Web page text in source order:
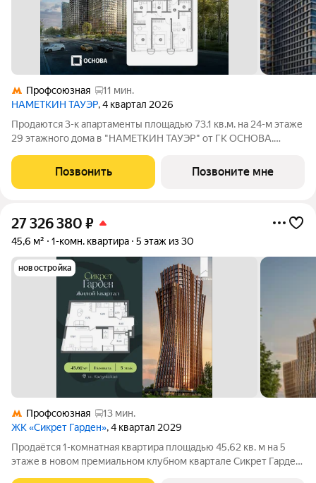
Профсоюзная
11 мин.
НАМЕТКИН ТАУЭР, 4 квартал 2026
Продаются 3-к апартаменты площадью 73.1 кв.м. на 24-м этаже
29 этажного дома в "НАМЕТКИН ТАУЭР" от ГК ОСНОВА.
обслуживанием, располагается в районе Черёмушки на Юго-
Западе Москвы. Архитектура от
Позвонить Позвоните мне
27 326 380 ₽
45,6 м² 1-комн. квартира 5 этаж из 30
новостройка
Профсоюзная
13 мин.
ЖК «Сикрет Гарден», 4 квартал 2029
Продаётся 1-комнатная квартира площадью 45,62 кв. м на 5
этаже в новом премиальном клубном квартале Сикрет Гарден.